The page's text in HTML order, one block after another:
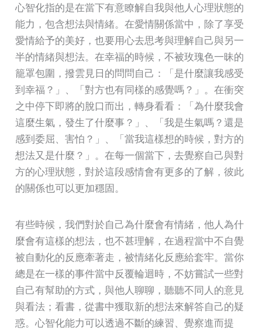
心智化指的是在當下有意瞭解自我與他人心理狀態的
能力，包含想法與情緒。在愛情關係當中，除了享受
愛情給予的美好，也要用心去思考與理解自己與另一
半的情緒與想法。在幸福的時候，不被玫瑰色一昧的
籠罩包圍，撥雲見日的問問自己：「是什麼讓我感受
到幸福？」、「對方也有同樣的感覺嗎？」。在衝突
之中停下即將的脫口而出，轉身看看：「為什麼我會
這麼生氣，發生了什麼事？」、「我是生氣嗎？還是
感到委屈、害怕？」、「當我這樣想的時候，對方的
想法又是什麼？」。在每一個當下，去覺察自己與對
方的心理狀態，對於這段感情會有更多的了解，彼此
的關係也可以更加穩固。
有些時候，我們對於自己為什麼會有情緒，他人為什
麼會有這樣的想法，也不甚理解，在過程當中不自覺
被自動化的反應牽著走，被情緒化反應給套牢。當你
總是在一樣的事件當中反覆輪迴時，不妨嘗試一些對
自己有幫助的方式，與他人聊聊，聽聽不同人的意見
與看法；看書，從書中獲取新的想法來解答自己的疑
惑。心智化能力可以透過不斷的練習、覺察進而提